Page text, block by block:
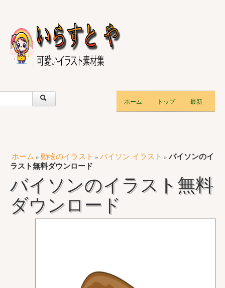
ホーム トップ 最新
ホーム » 動物のイラスト » バイソン イラスト » バイソンのイ
ラスト無料ダウンロード
バイソンのイラスト無料
ダウンロード